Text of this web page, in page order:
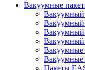
Вакуумные
Вакуумный
Вакуумные
Вакуумные
Пакеты